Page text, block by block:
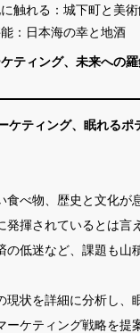
触れる：城下町と美
：日本海の幸と地酒
ティング、未来への
ケティング、眠れるポ
食べ物、歴史と文化が
発揮されているとは言
の低迷など、課題も山
現状を詳細に分析し、
ーケティング戦略を提